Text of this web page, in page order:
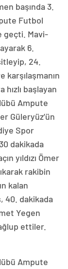
başında 3.
Futbol
geçti. Mavi-
6.
24.
karşılaşmanın
hızlı başlayan
Ampute
Güleryüz’ün
Spor
dakikada
yıldızı Ömer
rakibin
kalan
40. dakikada
Yegen
ettiler.
Ampute